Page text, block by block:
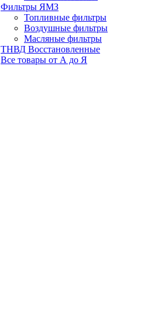
Фильтры ЯМЗ
Топливные фильтры
Воздушные фильтры
Масляные фильтры
ТНВД Восстановленные
Все товары от А до Я